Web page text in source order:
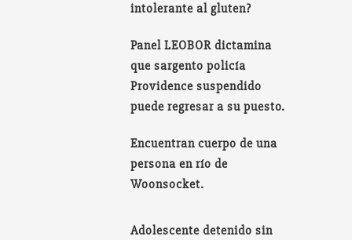
intolerante al gluten?
Panel LEOBOR dictamina
que sargento policía
Providence suspendido
puede regresar a su puesto.
Encuentran cuerpo de una
persona en río de
Woonsocket.
Adolescente detenido sin